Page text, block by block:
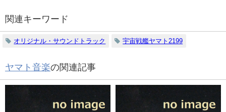
関連キーワード
オリジナル・サウンドトラック 宇宙戦艦ヤマト2199
ヤマト音楽の関連記事